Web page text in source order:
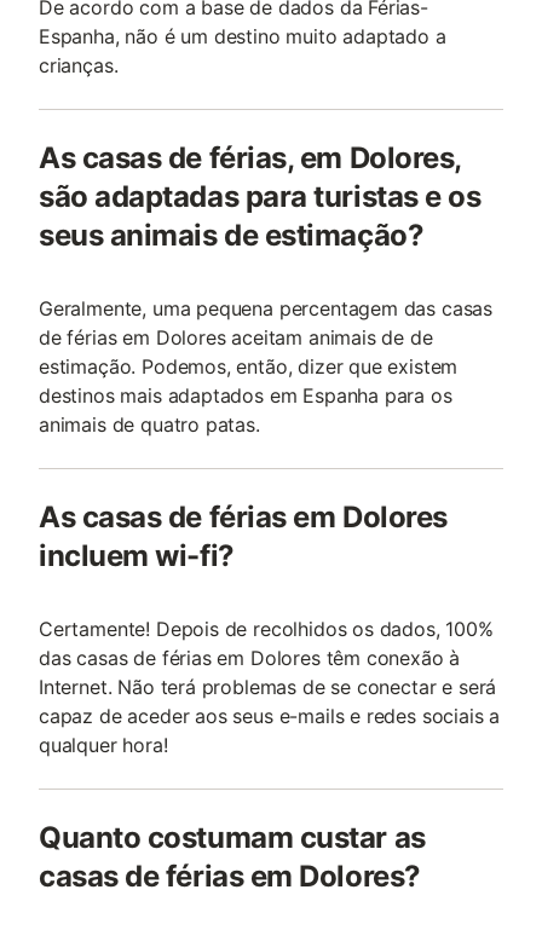
De acordo com a base de dados da Férias-
Espanha, não é um destino muito adaptado a
crianças.
As casas de férias, em Dolores,
são adaptadas para turistas e os
seus animais de estimação?
Geralmente, uma pequena percentagem das casas
de férias em Dolores aceitam animais de de
estimação. Podemos, então, dizer que existem
destinos mais adaptados em Espanha para os
animais de quatro patas.
As casas de férias em Dolores
incluem wi-fi?
Certamente! Depois de recolhidos os dados, 100%
das casas de férias em Dolores têm conexão à
Internet. Não terá problemas de se conectar e será
capaz de aceder aos seus e-mails e redes sociais a
qualquer hora!
Quanto costumam custar as
casas de férias em Dolores?